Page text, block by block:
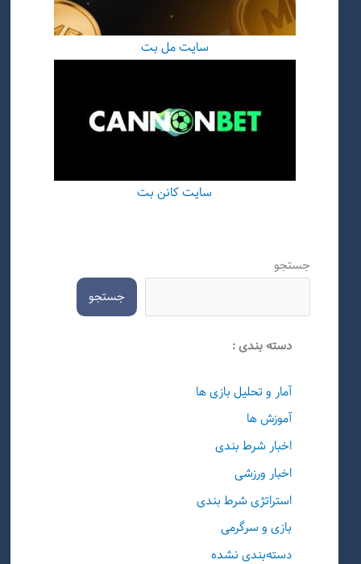
سایت مل بت
سایت کانن بت
جستجو
جستجو
دسته بندی :
آمار و تحلیل بازی ها
آموزش ها
اخبار شرط بندی
اخبار ورزشی
استراتژی شرط بندی
بازی و سرگرمی
دسته‌بندی نشده